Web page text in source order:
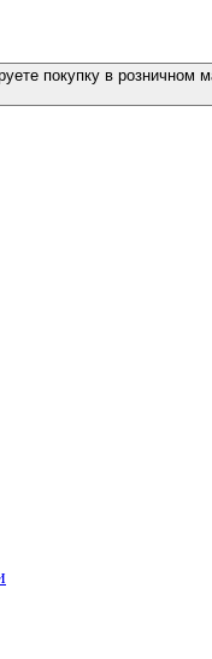
покупку в розничном